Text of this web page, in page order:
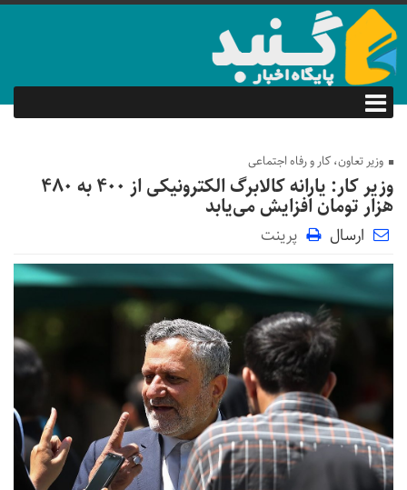
وزیر تعاون، کار و رفاه اجتماعی
وزیر کار: یارانه کالابرگ الکترونیکی از ۴۰۰ به ۴۸۰
هزار تومان افزایش می‌یابد
ارسال پرینت